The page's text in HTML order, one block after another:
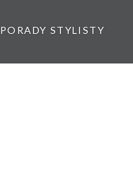
PORADY STYLISTY